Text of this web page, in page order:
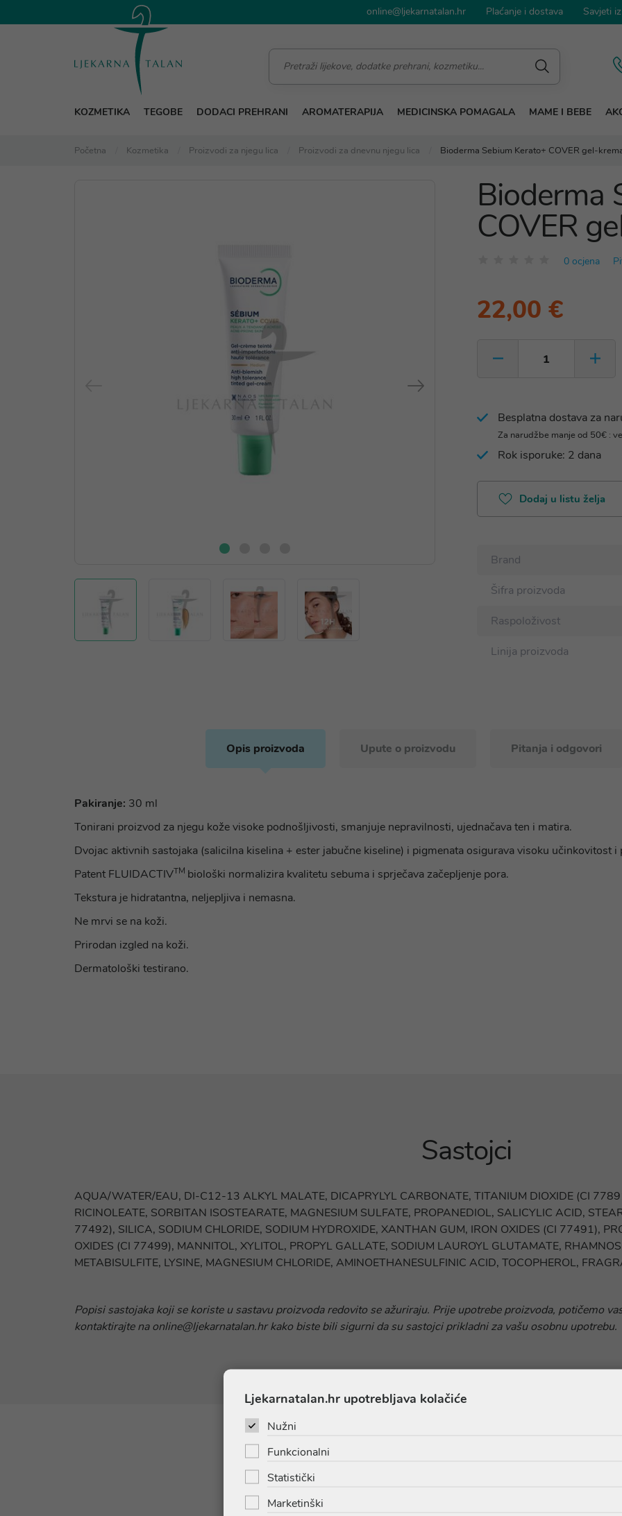
online@ljekarnatalan.hr Plaćanje i dostava Savjeti
KOZMETIKA TEGOBE DODACI PREHRANI AROMATERAPIJA MEDICINSKA POMAGALA MAME I BEBE
Početna Kozmetika Proizvodi za njegu lica Proizvodi za dnevnu njegu lica Bioderma Sebium Kerato+ COVER gel-
Bioderma
COVER
0 ocjena
22,00 €
Besplatna dostava za
Za narudžbe manje od 50€ :
Rok isporuke: 2 dana
Dodaj u listu želja
Brand
Šifra proizvoda
Raspoloživost
Linija proizvoda
Opis proizvoda Upute o proizvodu Pitanja i odgovori
Pakiranje: 30 ml
Tonirani proizvod za njegu kože visoke podnošljivosti, smanjuje nepravilnosti, ujednačava ten i matira.
Dvojac aktivnih sastojaka (salicilna kiselina + ester jabučne kiseline) i pigmenata osigurava visoku učinkovitost i
Patent FLUIDACTIVTM biološki normalizira kvalitetu sebuma i sprječava začepljenje pora.
Tekstura je hidratantna, neljepljiva i nemasna.
Ne mrvi se na koži.
Prirodan izgled na koži.
Dermatološki testirano.
Sastojci
AQUA/WATER/EAU, DI-C12-13 ALKYL MALATE, DICAPRYLYL CARBONATE, TITANIUM DIOXIDE (CI
RICINOLEATE, SORBITAN ISOSTEARATE, MAGNESIUM SULFATE, PROPANEDIOL, SALICYLIC ACID,
77492), SILICA, SODIUM CHLORIDE, SODIUM HYDROXIDE, XANTHAN GUM, IRON OXIDES (CI 77491),
OXIDES (CI 77499), MANNITOL, XYLITOL, PROPYL GALLATE, SODIUM LAUROYL GLUTAMATE,
METABISULFITE, LYSINE, MAGNESIUM CHLORIDE, AMINOETHANESULFINIC ACID, TOCOPHEROL,
Popisi sastojaka koji se koriste u sastavu proizvoda redovito se ažuriraju. Prije upotrebe proizvoda, potičemo
kontaktirajte na online@ljekarnatalan.hr kako biste bili sigurni da su sastojci prikladni za vašu osobnu upotrebu.
Ljekarnatalan.hr upotrebljava kolačiće
Nužni
Funkcionalni
Statistički
Marketinški